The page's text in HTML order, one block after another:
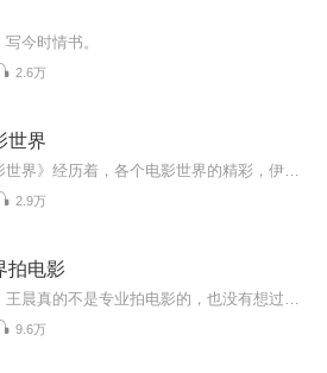
今时情书。
2.6万
世界
2.9万
拍电影
9.6万